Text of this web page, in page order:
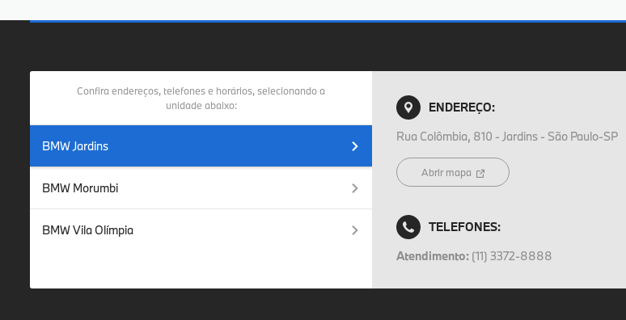
Confira endereços, telefones e horários, selecionando a
unidade abaixo:
BMW Jardins
BMW Morumbi
BMW Vila Olímpia
ENDEREÇO:
Rua Colômbia, 810 - Jardins - São Paulo-SP
Abrir mapa
TELEFONES:
Atendimento: (11) 3372-8888